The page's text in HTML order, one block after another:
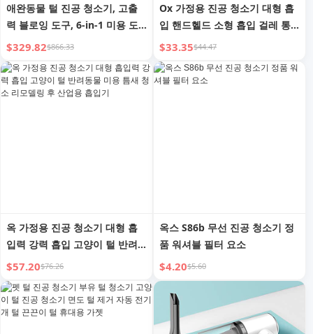
애완동물 털 진공 청소기, 고출
력 블로잉 도구, 6-in-1 미용 도
구, 저소음 강아지 털 이발기
Temu
$329.82$866.33
Ox 가정용 진공 청소기 대형 흡
입 핸드헬드 소형 흡입 걸레 통
합 고양이 털 강력한 자동차 흡
입기
$33.35$44.47
옥 가정용 진공 청소기 대형 흡
입력 강력 흡입 고양이 털 반려
동물 미용 틈새 청소 리모델링
후 산업용 흡입기
$57.20$76.26
옥스 S86b 무선 진공 청소기 정
품 워셔블 필터 요소
$4.20$5.60